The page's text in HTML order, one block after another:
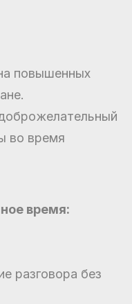
повышенных
во время
время:
разговора без